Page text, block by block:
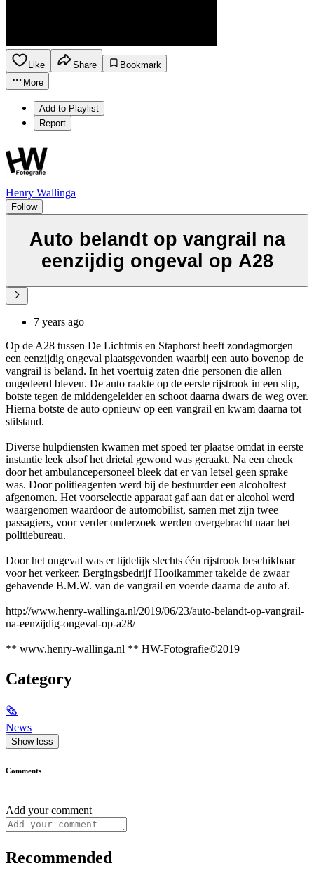
Like Share
Bookmark
More
Add to Playlist
Report
Henry Wallinga
Follow
Auto belandt op vangrail na
eenzijdig ongeval op A28
7 years ago
Op de A28 tussen De Lichtmis en Staphorst heeft zondagmorgen
een eenzijdig ongeval plaatsgevonden waarbij een auto bovenop de
vangrail is beland. In het voertuig zaten drie personen die allen
ongedeerd bleven. De auto raakte op de eerste rijstrook in een slip,
botste tegen de middengeleider en schoot daarna dwars de weg over.
Hierna botste de auto opnieuw op een vangrail en kwam daarna tot
stilstand.
Diverse hulpdiensten kwamen met spoed ter plaatse omdat in eerste
instantie leek alsof het drietal gewond was geraakt. Na een check
door het ambulancepersoneel bleek dat er van letsel geen sprake
was. Door politieagenten werd bij de bestuurder een alcoholtest
afgenomen. Het voorselectie apparaat gaf aan dat er alcohol werd
waargenomen waardoor de automobilist, samen met zijn twee
passagiers, voor verder onderzoek werden overgebracht naar het
politiebureau.
Door het ongeval was er tijdelijk slechts één rijstrook beschikbaar
voor het verkeer. Bergingsbedrijf Hooikammer takelde de zwaar
gehavende B.M.W. van de vangrail en voerde daarna de auto af.
http://www.henry-wallinga.nl/2019/06/23/auto-belandt-op-vangrail-
na-eenzijdig-ongeval-op-a28/
** www.henry-wallinga.nl ** HW-Fotografie©2019
Category
🗞
News
Show less
Comments
Add your comment
Recommended